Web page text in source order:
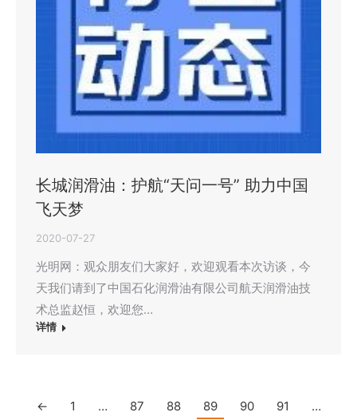
长城润滑油：护航“天问一号” 助力中国
飞天梦
2020-07-27
光明网：观众朋友们大家好，欢迎观看本次访谈，今
天我们请到了中国石化润滑油有限公司航天润滑油技
术总监赵恒，欢迎您…
详情
← 1 … 87 88 89 90 91
…